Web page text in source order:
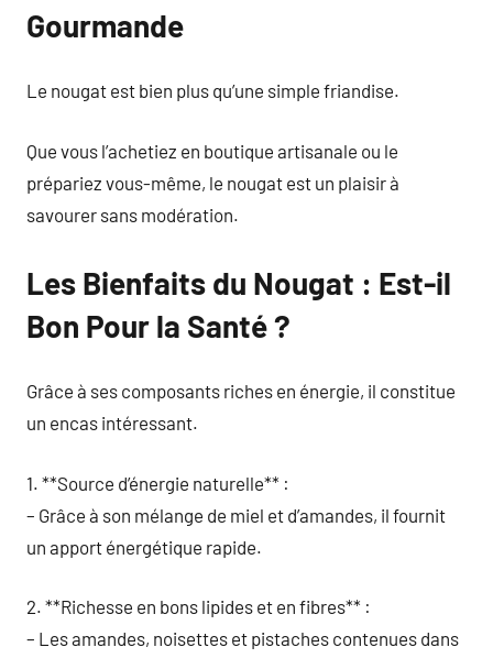
Gourmande
Le nougat est bien plus qu’une simple friandise.
Que vous l’achetiez en boutique artisanale ou le
prépariez vous-même, le nougat est un plaisir à
savourer sans modération.
Les Bienfaits du Nougat : Est-il
Bon Pour la Santé ?
Grâce à ses composants riches en énergie, il constitue
un encas intéressant.
1. **Source d’énergie naturelle** :
– Grâce à son mélange de miel et d’amandes, il fournit
un apport énergétique rapide.
2. **Richesse en bons lipides et en fibres** :
– Les amandes, noisettes et pistaches contenues dans